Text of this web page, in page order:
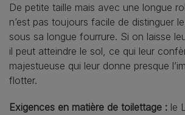
De petite taille mais avec une longue
n’est pas toujours facile de distinguer
sous sa longue fourrure. Si on laisse
il peut atteindre le sol, ce qui leur
majestueuse qui leur donne presque
flotter.
Exigences en matière de toilettage : le